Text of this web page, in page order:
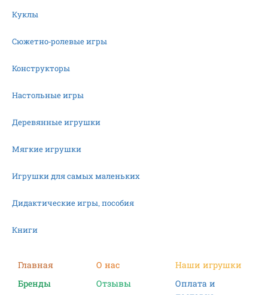
Куклы
Сюжетно-ролевые игры
Конструкторы
Настольные игры
Деревянные игрушки
Мягкие игрушки
Игрушки для самых маленьких
Дидактические игры, пособия
Книги
Фигурки
Главная О нас
Наши игрушки
Бренды
Отзывы
Оплата и